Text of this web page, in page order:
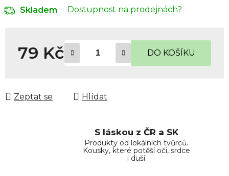
Skladem Dostupnost na prodejnách?
79 Kč DO KOŠÍKU
Zeptat se Hlídat
S láskou z ČR a SK
Produkty od lokálních tvůrců.
Kousky, které potěší oči, srdce
i duši